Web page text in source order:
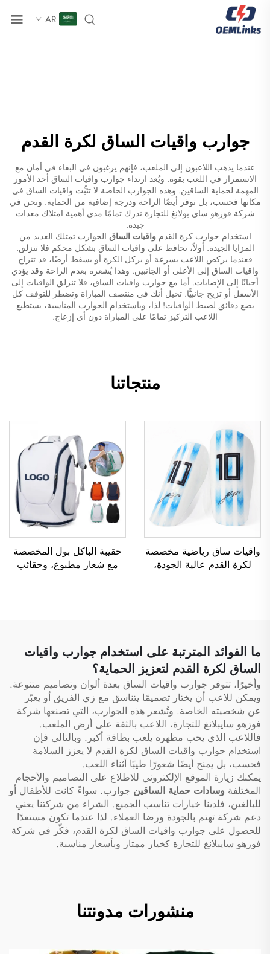
AR
جوارب واقيات الساق لكرة القدم
عندما يذهب اللاعبون إلى الملعب، فإنهم يرغبون في البقاء في أمان مع
الاستمرار في اللعب بقوة. ويُعد ارتداء جوارب واقيات الساق أحد الأمور
المهمة لحماية الساقين. وهذه الجوارب الخاصة لا تثبِّت واقيات الساق في
مكانها فحسب، بل توفر أيضًا الراحة ودرجة إضافية من الحماية. ونحن في
شركة فوزهو ساي بولانغ للتجارة ندرك تمامًا مدى أهمية امتلاك معدات
جيدة.
استخدام جوارب كرة القدمواقيات الساق الجوارب تمتلك العديد من
المزايا الجيدة. أولاً، تحافظ على واقيات الساق بشكل محكم فلا تنزلق.
فعندما يركض اللاعب بسرعة أو يركل الكرة أو يسقط أرضًا، قد تنزاح
واقيات الساق إلى الأعلى أو الجانبين. وهذا يُشعره بعدم الراحة وقد يؤدي
أحيانًا إلى الإصابات. أما مع جوارب واقيات الساق، فلا تنزلق الواقيات إلى
الأسفل أو تزيح جانبيًّا. تخيل أنك في منتصف المباراة وتضطر للتوقف كل
بضع دقائق لضبط الواقيات! لذا، وباستخدام الجوارب المناسبة، يستطيع
اللاعب التركيز تمامًا على المباراة دون أي إزعاج.
منتجاتنا
واقيات ساق رياضية مخصصة
لكرة القدم عالية الجودة،
حقيبة الباكل بول المخصصة
مع شعار مطبوع، وحقائب
ما الفوائد المترتبة على استخدام جوارب واقيات
الساق لكرة القدم لتعزيز الحماية؟
وأخيرًا، تتوفر جوارب واقيات الساق بعدة ألوان وتصاميم متنوعة.
ويمكن للاعب أن يختار تصميمًا يتناسق مع زي الفريق أو يعبّر
عن شخصيته الخاصة. وتُشعر هذه الجوارب، التي تصنعها شركة
فوزهو سايبلانغ للتجارة، اللاعب بالثقة على أرض الملعب.
فاللاعب الذي يحب مظهره يلعب بطاقة أكبر. وبالتالي فإن
استخدام جوارب واقيات الساق لكرة القدم لا يعزز السلامة
فحسب، بل يمنح أيضًا شعورًا طيبًا أثناء اللعب.
يمكنك زيارة الموقع الإلكتروني للاطلاع على التصاميم والأحجام
المختلفة وسادات حماية الساقين جوارب. سواءً كانت للأطفال أو
للبالغين، فلدينا خيارات تناسب الجميع. الشراء من شركتنا يعني
دعم شركة تهتم بالجودة ورضا العملاء. لذا عندما تكون مستعدًا
للحصول على جوارب واقيات الساق لكرة القدم، فكّر في شركة
فوزهو سايبلانغ للتجارة كخيار ممتاز وبأسعار مناسبة.
منشورات مدونتنا